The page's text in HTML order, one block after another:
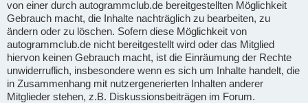
von einer durch autogrammclub.de bereitgestellten Möglichkeit
Gebrauch macht, die Inhalte nachträglich zu bearbeiten, zu
ändern oder zu löschen. Sofern diese Möglichkeit von
autogrammclub.de nicht bereitgestellt wird oder das Mitglied
hiervon keinen Gebrauch macht, ist die Einräumung der Rechte
unwiderruflich, insbesondere wenn es sich um Inhalte handelt, die
in Zusammenhang mit nutzergenerierten Inhalten anderer
Mitglieder stehen, z.B. Diskussionsbeiträgen im Forum.